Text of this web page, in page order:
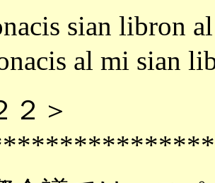
sian libron
al mi sian
２＞